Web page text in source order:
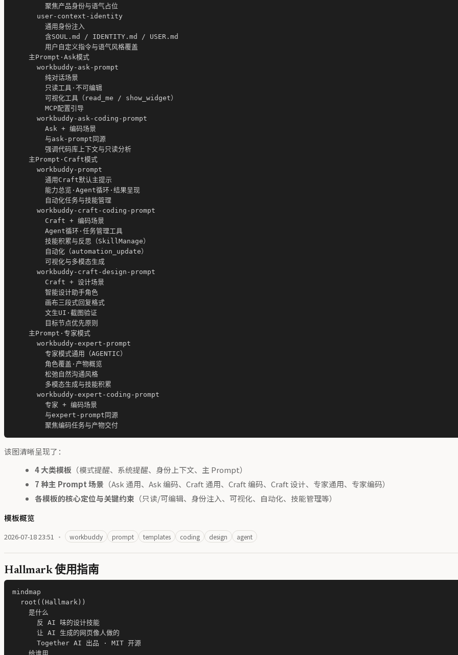
        聚焦产品身份与语气占位
      user-context-identity
        通用身份注入
        含SOUL.md / IDENTITY.md / USER.md
        用户自定义指令与语气风格覆盖
    主Prompt·Ask模式
      workbuddy-ask-prompt
        纯对话场景
        只读工具·不可编辑
        可视化工具（read_me / show_widget）
        MCP配置引导
      workbuddy-ask-coding-prompt
        Ask + 编码场景
        与ask-prompt同源
        强调代码库上下文与只读分析
    主Prompt·Craft模式
      workbuddy-prompt
        通用Craft默认主提示
        能力总览·Agent循环·结果呈现
        自动化任务与技能管理
      workbuddy-craft-coding-prompt
        Craft + 编码场景
        Agent循环·任务管理工具
        技能积累与反思（SkillManage）
        自动化（automation_update）
        可视化与多模态生成
      workbuddy-craft-design-prompt
        Craft + 设计场景
        智能设计助手角色
        画布三段式回复格式
        文生UI·截图验证
        目标节点优先原则
    主Prompt·专家模式
      workbuddy-expert-prompt
        专家模式通用（AGENTIC）
        角色覆盖·产物概览
        松弛自然沟通风格
        多模态生成与技能积累
      workbuddy-expert-coding-prompt
        专家 + 编码场景
        与expert-prompt同源
该图清晰呈现了：
4 大类模板 （模式提醒、系统提醒、身份上下文、主 Prompt）
7 种主 Prompt 场景 （Ask 通用、Ask 编码、Craft 通用、Craft 编码、Craft 设计、专家通用、专家编码）
各模板的核心定位与关键约束 （只读/可编辑、身份注入、可视化、自动化、技能管理等）
模板概览
2026-07-18 23:51 · workbuddy prompt templates coding design agent
Hallmark 使用指南
mindmap
  root((Hallmark))
    是什么
      反 AI 味的设计技能
      让 AI 生成的网页像人做的
      Together AI 出品 · MIT 开源
    给谁用